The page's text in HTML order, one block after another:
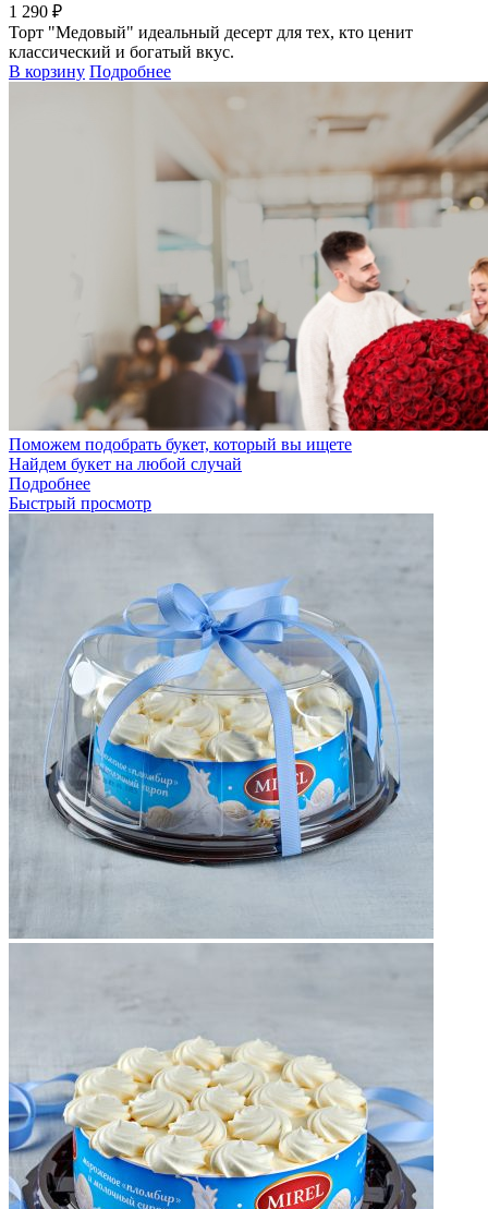
1 290 ₽
Торт "Медовый" идеальный десерт для тех, кто ценит
классический и богатый вкус.
В корзину Подробнее
Поможем подобрать букет, который вы ищете
Найдем букет на любой случай
Подробнее
Быстрый просмотр